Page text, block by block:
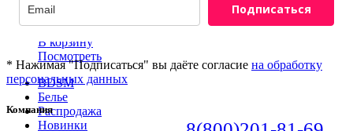
1629
В список желаний
В корзину
Посмотреть
BDSM
Белье
Распродажа
Новинки
Подписаться
* Нажимая "Подписаться" вы даёте согласие на обработку
персональных данных
Компания